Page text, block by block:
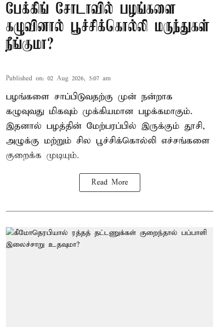
பேக்கிங் சோடாவில் பழங்களை
கழுவினால் பூச்சிக்கொல்லி மருந்துகள்
நீங்குமா?
Published on: 02 Aug 2026, 5:07 am
பழங்களை சாப்பிடுவதற்கு முன் நன்றாக
கழுவுவது மிகவும் முக்கியமான பழக்கமாகும்.
இதனால் பழத்தின் மேற்பரப்பில் இருக்கும் தூசி,
அழுக்கு மற்றும் சில பூச்சிக்கொல்லி எச்சங்களை
குறைக்க முடியும்.
Read More